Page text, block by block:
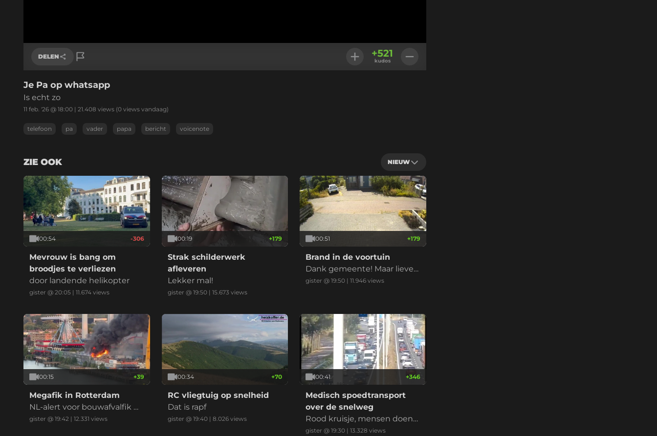
DELEN
Link kopiëren
+521
kudos
Je Pa op whatsapp
Is echt zo
11 feb. '26 @ 18:00 | 21.408 views (0 views vandaag)
telefoon pa vader papa bericht voicenote
ZIE OOK NIEUW
00:54 -306
Mevrouw is bang om
broodjes te verliezen
door landende helikopter
gister @ 20:05 | 11.674 views
00:19 +179
Strak schilderwerk
afleveren
Lekker mal!
gister @ 19:50| 15.673 views
00:51 +179
Brand in de voortuin
Dank gemeente! Maar liever
niet nu met de droogte
gister @ 19:50 |11.946 views
00:15 +39
Megafik in Rotterdam
NL-alert voor bouwafvalfik m
et zwarte reauk bij recycling
gister @ 19:42 | 12.331 views
00:34 +70
RC vliegtuig op snelheid
Dat is rapf
gister @ 19:40| 8.026views
00:41 +346
Medisch spoedtransport
over de snelweg
Rood kruisje, mensen doen
normaal, ambu erlangs, klaar
gister @ 19:30 |13.328 views